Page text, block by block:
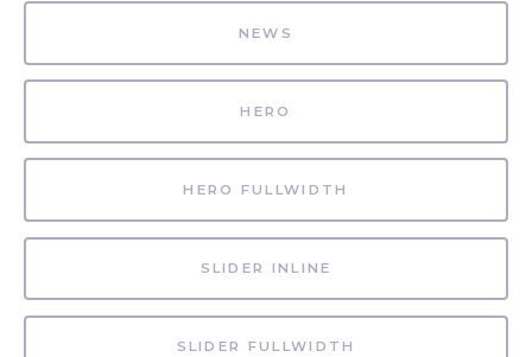
NEWS
HERO
HERO FULLWIDTH
SLIDER INLINE
SLIDER FULLWIDTH